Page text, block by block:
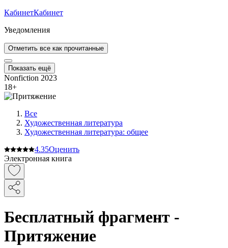
КабинетКабинет
Уведомления
Отметить все как прочитанные
Показать ещё
Nonfiction 2023
18+
Все
Художественная литература
Художественная литература: общее
4.35Оценить
Электронная книга
Бесплатный фрагмент -
Притяжение